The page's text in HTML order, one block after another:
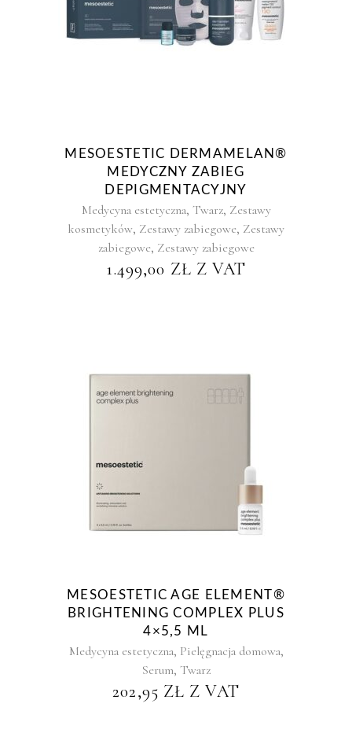
MESOESTETIC DERMAMELAN®
MEDYCZNY ZABIEG
DEPIGMENTACYJNY
Medycyna estetyczna, Twarz, Zestawy
kosmetyków, Zestawy zabiegowe, Zestawy
zabiegowe, Zestawy zabiegowe
1.499,00 ZŁ Z VAT
MESOESTETIC AGE ELEMENT®
BRIGHTENING COMPLEX PLUS
4×5,5 ML
Medycyna estetyczna, Pielęgnacja domowa,
Serum, Twarz
202,95 ZŁ Z VAT